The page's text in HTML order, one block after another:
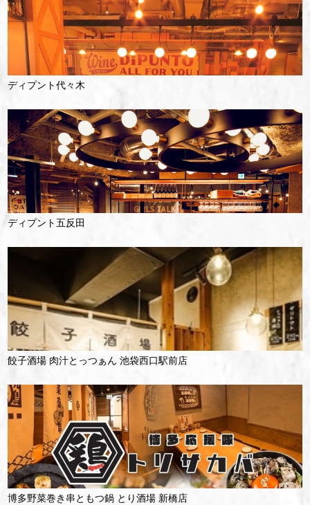
ディプント代々木
ディプント五反田
餃子酒場 肉汁とっつぁん 池袋西口駅前店
博多野菜巻き串ともつ鍋 とり酒場 新橋店